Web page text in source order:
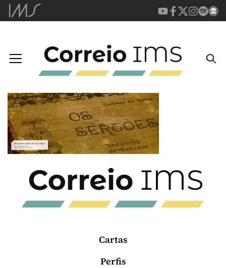
Cartas
Perfis